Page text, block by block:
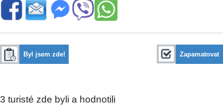
Byl jsem zde! Zapamatovat
3 turisté zde byli a hodnotili